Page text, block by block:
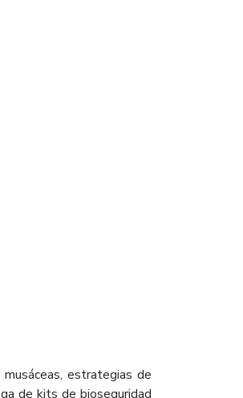
estrategias de
de kits de bioseguridad